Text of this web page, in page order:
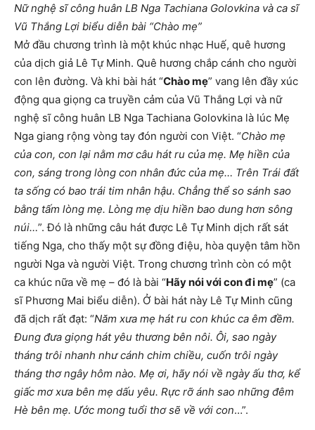
Nữ nghệ sĩ công huân LB Nga Tachiana Golovkina và ca sĩ
Vũ Thắng Lợi biểu diễn bài “Chào mẹ”
Mở đầu chương trình là một khúc nhạc Huế, quê hương
của dịch giả Lê Tự Minh. Quê hương chắp cánh cho người
con lên đường. Và khi bài hát “Chào mẹ” vang lên đầy xúc
động qua giọng ca truyền cảm của Vũ Thắng Lợi và nữ
nghệ sĩ công huân LB Nga Tachiana Golovkina là lúc Mẹ
Nga giang rộng vòng tay đón người con Việt. “Chào mẹ
của con, con lại nằm mơ câu hát ru của mẹ. Mẹ hiền của
con, sáng trong lòng con nhân đức của mẹ… Trên Trái đất
ta sống có bao trái tim nhân hậu. Chẳng thể so sánh sao
bằng tấm lòng mẹ. Lòng mẹ dịu hiền bao dung hơn sông
núi…”. Đó là những câu hát được Lê Tự Minh dịch rất sát
tiếng Nga, cho thấy một sự đồng điệu, hòa quyện tâm hồn
người Nga và người Việt. Trong chương trình còn có một
ca khúc nữa về mẹ – đó là bài “Hãy nói với con đi mẹ” (ca
sĩ Phương Mai biểu diễn). Ở bài hát này Lê Tự Minh cũng
đã dịch rất đạt: “Năm xưa mẹ hát ru con khúc ca êm đềm.
Đung đưa giọng hát yêu thương bên nôi. Ôi, sao ngày
tháng trôi nhanh như cánh chim chiều, cuốn trôi ngày
tháng thơ ngây hôm nào. Mẹ ơi, hãy nói về ngày ấu thơ, kể
giấc mơ xưa bên mẹ dấu yêu. Rực rỡ ánh sao những đêm
Hè bên mẹ. Ước mong tuổi thơ sẽ về với con…”.